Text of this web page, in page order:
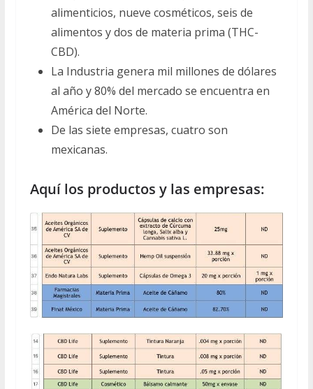
alimenticios, nueve cosméticos, seis de
alimentos y dos de materia prima (THC-
CBD).
La Industria genera mil millones de dólares
al año y 80% del mercado se encuentra en
América del Norte.
De las siete empresas, cuatro son
mexicanas.
Aquí los productos y las empresas: